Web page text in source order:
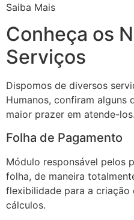
Saiba Mais
Conheça os
Serviços
Dispomos de diversos
Humanos, confiram alguns
maior prazer em atende-los.
Folha de Pagamento
Módulo responsável pelos
folha, de maneira
flexibilidade para a
cálculos.